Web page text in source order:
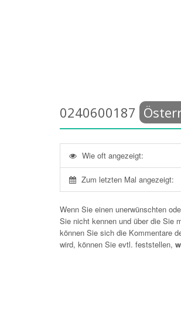
0240600187
Wie oft angezeigt:
Zum letzten Mal angezeigt:
Wenn Sie einen unerwünschten
Sie nicht kennen und über die Sie
können Sie sich die Kommentare
wird, können Sie evtl. feststellen,